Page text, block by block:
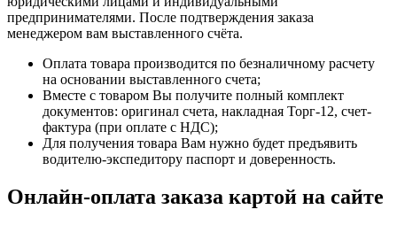
предпринимателями. После подтверждения заказа
менеджером вам выставленного счёта.
Оплата товара производится по безналичному расчету
на основании выставленного счета;
Вместе с товаром Вы получите полный комплект
документов: оригинал счета, накладная Торг-12, счет-
фактура (при оплате с НДС);
Для получения товара Вам нужно будет предъявить
водителю-экспедитору паспорт и доверенность.
Онлайн-оплата заказа картой на сайте